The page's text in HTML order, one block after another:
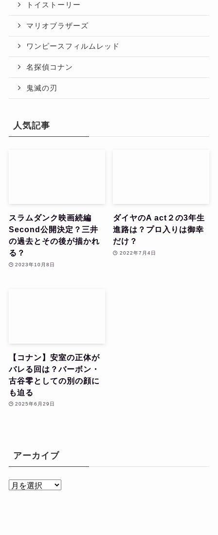
トイストーリー
マリオブラザーズ
ワンピースフィルムレッド
名探偵コナン
鬼滅の刃
人気記事
スラムダンク映画続編
Second公開決定？三井
の過去とその後が描かれ
る？
2023年10月8日
ダイヤのA act２の3年生
進路は？プロ入りは御幸
だけ？
2022年7月4日
【コナン】安室の正体が
バレる回は？バーボン・
古谷零としての別の顔に
も迫る
2025年6月29日
アーカイブ
ア